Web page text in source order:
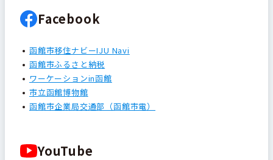
Facebook
函館市移住ナビーIJU Navi
函館市ふるさと納税
ワーケーションin函館
市立函館博物館
函館市企業局交通部（函館市電）
YouTube